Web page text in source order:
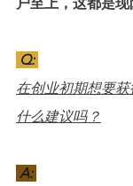
户至上，这都是
Q:
在创业初期想要
什么建议吗？
A: